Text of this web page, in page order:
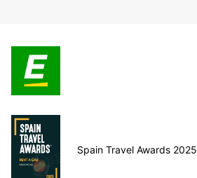
Spain Travel Awards 2025